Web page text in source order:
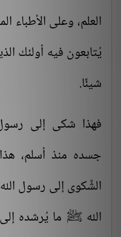
العلم، وعلى الأطباء
يُتابعون فيه أولئك
شيئًا.
فهذا شكى إلى
جسده منذ أسلم،
الشَّكوى إلى رسول
الله ﷺ ما يُرشده إلى